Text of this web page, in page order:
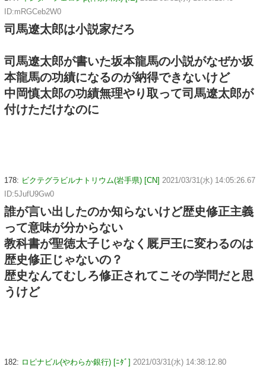
ID:mRGCeb2W0
司馬遼太郎は小説家だろ
司馬遼太郎が書いた坂本龍馬の小説がなぜか坂
本龍馬の功績になるのが納得できないけど
中岡慎太郎の功績無理やり取って司馬遼太郎が
付けただけなのに
178: ビクテグラビルナトリウム(岩手県) [CN] 2021/03/31(水) 14:05:26.67
ID:5JufU9Gw0
誰が言い出したのか知らないけど歴史修正主義
って意味が分からない
教科書が聖徳太子じゃなく厩戸王に変わるのは
歴史修正じゃないの？
歴史なんてむしろ修正されてこその学問だと思
うけど
182: ロピナビル(やわらか銀行) [ﾆﾀﾞ] 2021/03/31(水) 14:38:12.80